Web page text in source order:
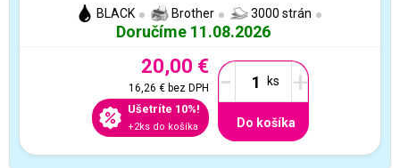
BLACK Brother 3000 strán
Doručíme 11.08.2026
20,00 €
16,26 €bez DPH
Ušetríte 10%!
+2ks do košíka
- +
Do košíka